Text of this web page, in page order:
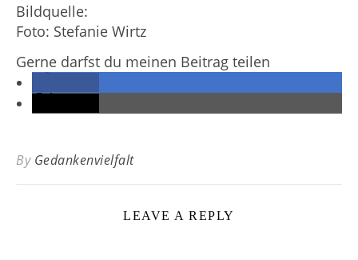
Bildquelle:
Foto: Stefanie Wirtz
Gerne darfst du meinen Beitrag teilen
By Gedankenvielfalt
LEAVE A REPLY